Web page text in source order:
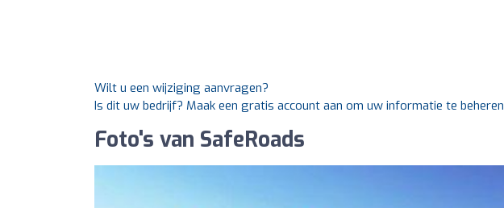
Wilt u een wijziging aanvragen?
Is dit uw bedrijf? Maak een gratis account aan om uw informatie te beheren
Foto's van SafeRoads